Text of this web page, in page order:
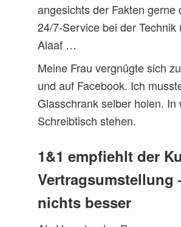
angesichts der Fakten gerne
24/7-Service bei der
Alaaf …
Meine Frau vergnügte sich
und auf Facebook. Ich
Glasschrank selber holen.
Schreibtisch stehen.
1&1 empfiehlt der
Vertragsumstellung
nichts besser